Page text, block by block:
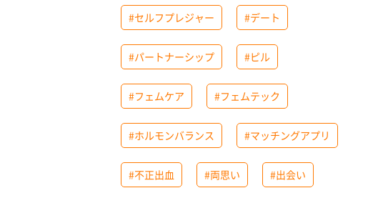
#セルフプレジャー #デート
#パートナーシップ #ピル
#フェムケア #フェムテック
#ホルモンバランス #マッチングアプリ
#不正出血 #両思い #出会い